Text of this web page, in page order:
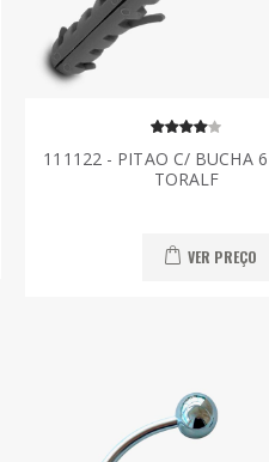
111122 - PITAO C/ BUCHA
TORALF
VER PREÇO